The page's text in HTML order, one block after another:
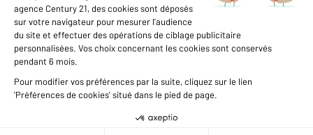
International
Nous contacter
Données personnelles